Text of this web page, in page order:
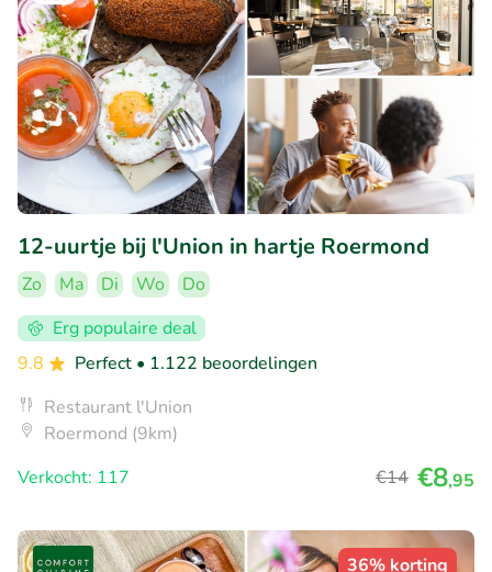
12-uurtje bij l'Union in hartje Roermond
Zo Ma Di Wo
Do
Erg populaire deal
9.8
Perfect • 1.122 beoordelingen
Restaurant l'Union
Roermond (9km)
Verkocht: 117
€14 €8,95
36% korting